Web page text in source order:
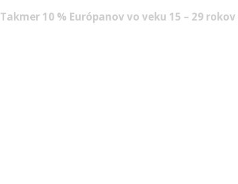
Takmer 10 % Európanov vo veku 15 – 29 rokov